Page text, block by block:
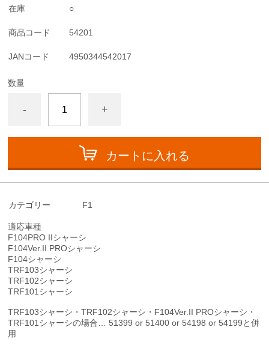
在庫 ○
商品コード 54201
JANコード 4950344542017
数量
- +
カートに入れる
カテゴリー F1
適応車種
F104PRO IIシャーシ
F104Ver.II PROシャーシ
F104シャーシ
TRF103シャーシ
TRF102シャーシ
TRF101シャーシ
TRF103シャーシ・TRF102シャーシ・F104Ver.II PROシャーシ・
TRF101シャーシの場合… 51399 or 51400 or 54198 or 54199と併
用